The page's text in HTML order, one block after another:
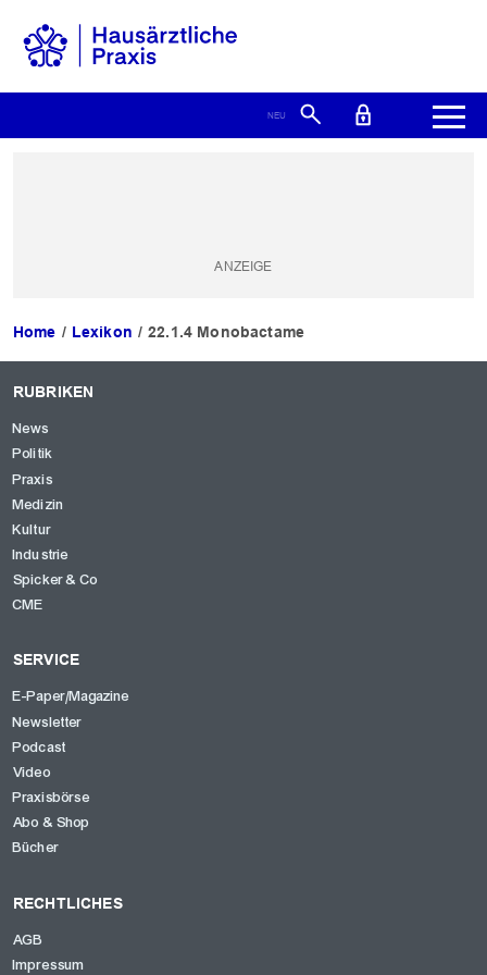
Home Lexikon 22.1.4 Monobactame
RUBRIKEN
News
Politik
Praxis
Medizin
Kultur
Industrie
Spicker & Co
CME
SERVICE
E-Paper/Magazine
Newsletter
Podcast
Video
Praxisbörse
Abo & Shop
Bücher
RECHTLICHES
AGB
Impressum